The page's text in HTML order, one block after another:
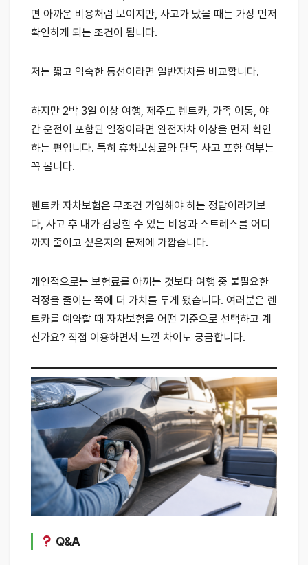
면 아까운 비용처럼 보이지만, 사고가 났을 때는 가장 먼저
확인하게 되는 조건이 됩니다.
저는 짧고 익숙한 동선이라면 일반자차를 비교합니다.
하지만 2박 3일 이상 여행, 제주도 렌트카, 가족 이동, 야
간 운전이 포함된 일정이라면 완전자차 이상을 먼저 확인
하는 편입니다. 특히 휴차보상료와 단독 사고 포함 여부는
꼭 봅니다.
렌트카 자차보험은 무조건 가입해야 하는 정답이라기보
다, 사고 후 내가 감당할 수 있는 비용과 스트레스를 어디
까지 줄이고 싶은지의 문제에 가깝습니다.
개인적으로는 보험료를 아끼는 것보다 여행 중 불필요한
걱정을 줄이는 쪽에 더 가치를 두게 됐습니다. 여러분은 렌
트카를 예약할 때 자차보험을 어떤 기준으로 선택하고 계
신가요? 직접 이용하면서 느낀 차이도 궁금합니다.
Q&A